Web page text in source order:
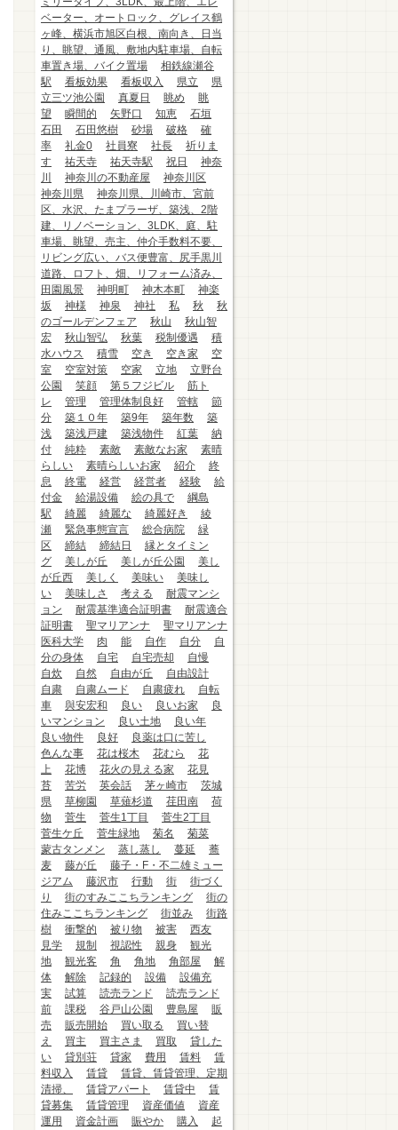
ベーター、オートロック、グレイス鶴
ヶ峰、横浜市旭区白根、南向き、日当
り、眺望、通風、敷地内駐車場、自転
車置き場、バイク置場
相鉄線瀬谷
駅
看板効果 看板収入 県立
県
立三ツ池公園
真夏日 眺め
眺
望
瞬間的 矢野口 知恵
石垣
石田
石田悠樹 砂場 破格
確
率
礼金0 社員寮 社長
祈りま
す
祐天寺 祐天寺駅 祝日
神奈
川
神奈川の不動産屋
神奈川区
神奈川県
神奈川県、川崎市、宮前
区、水沢、たまプラーザ、築浅、2階
建、リノベーション、3LDK、庭、駐
車場、眺望、売主、仲介手数料不要、
リビング広い、バス便豊富、尻手黒川
道路、ロフト、畑、リフォーム済み、
田園風景
神明町 神木本町
神楽
坂
神様 神泉 神社 私 秋
秋
のゴールデンフェア
秋山
秋山智
宏
秋山智弘 秋葉 税制優遇
積
水ハウス
積雪 空き 空き家
空
室
空室対策 空家 立地
立野台
公園
笑顔 第５フジビル
筋ト
レ
管理 管理体制良好 管轄
節
分
築１０年 築9年 築年数
築
浅
築浅戸建 築浅物件 紅葉
納
付
純粋 素敵 素敵なお家
素晴
らしい
素晴らしいお家 紹介
終
息
終電 経営 経営者 経験
給
付金
給湯設備 絵の具で
綱島
駅
綺麗 綺麗な 綺麗好き
綾
瀬
緊急事態宣言 総合病院
緑
区
締結 締結日
縁とタイミン
グ
美しが丘 美しが丘公園
美し
が丘西
美しく 美味い
美味し
い
美味しさ 考える
耐震マンシ
ョン
耐震基準適合証明書
耐震適合
証明書
聖マリアンナ
聖マリアンナ
医科大学
肉 能 自作 自分
自
分の身体
自宅 自宅売却
自慢
自炊
自然 自由が丘
自由設計
自粛
自粛ムード 自粛疲れ
自転
車
與安宏和 良い 良いお家
良
いマンション
良い土地
良い年
良い物件
良好
良薬は口に苦し
色んな事
花は桜木 花むら
花
上
花博 花火の見える家
花見
苔
苦労 英会話 茅ヶ崎市
茨城
県
草柳園 草薙杉道 荏田南
荷
物
菅生 菅生1丁目
菅生2丁目
菅生ケ丘
菅生緑地 菊名
菊菜
蒙古タンメン
蒸し蒸し 蔓延
蕎
麦
藤が丘
藤子・F・不二雄ミュー
ジアム
藤沢市 行動 街
街づく
り
街のすみここちランキング
街の
住みここちランキング
街並み
街路
樹
衝撃的 被り物 被害
西友
見学
規制 視認性 親身
観光
地
観光客 角 角地 角部屋
解
体
解除 記録的 設備
設備充
実
試算 読売ランド
読売ランド
前
課税 谷戸山公園 豊島屋
販
売
販売開始 買い取る
買い替
え
買主 買主さま 買取
貸した
い
貸別荘 貸家 費用 賃料
賃
料収入
賃貸
賃貸、賃貸管理、定期
清掃、
賃貸アパート 賃貸中
賃
貸募集
賃貸管理 資産価値
資産
運用
資金計画 賑やか 購入
起